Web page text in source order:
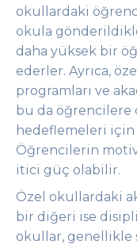
okullardaki
okula
daha yüksek bir
ederler. Ayrıca,
programları ve
bu da öğrencilere
hedeflemeleri için
Öğrencilerin
itici güç olabilir.
Özel okullardaki
bir diğeri ise
okullar, genellikle